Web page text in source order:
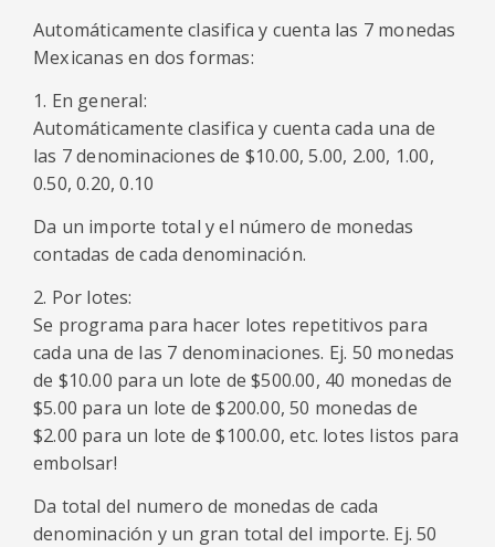
Automáticamente clasifica y cuenta las 7 monedas
Mexicanas en dos formas:
1. En general:
Automáticamente clasifica y cuenta cada una de
las 7 denominaciones de $10.00, 5.00, 2.00, 1.00,
0.50, 0.20, 0.10
Da un importe total y el número de monedas
contadas de cada denominación.
2. Por lotes:
Se programa para hacer lotes repetitivos para
cada una de las 7 denominaciones. Ej. 50 monedas
de $10.00 para un lote de $500.00, 40 monedas de
$5.00 para un lote de $200.00, 50 monedas de
$2.00 para un lote de $100.00, etc. lotes listos para
embolsar!
Da total del numero de monedas de cada
denominación y un gran total del importe. Ej. 50